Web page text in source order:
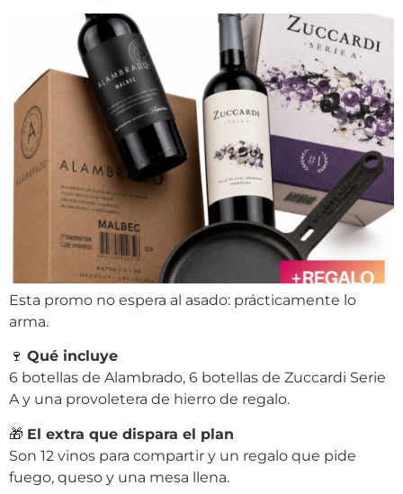
Esta promo no espera al asado: prácticamente lo
arma.
🍷 Qué incluye
6 botellas de Alambrado, 6 botellas de Zuccardi Serie
A y una provoletera de hierro de regalo.
🎁 El extra que dispara el plan
Son 12 vinos para compartir y un regalo que pide
fuego, queso y una mesa llena.